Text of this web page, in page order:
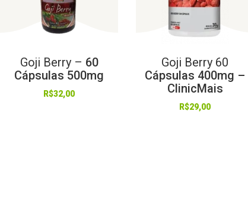
Goji Berry – 60
Cápsulas 500mg
R$32,00
Goji Berry 60
Cápsulas 400mg –
ClinicMais
R$29,00